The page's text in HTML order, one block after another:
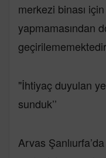
merkezi binası
yapmamasından
"İhtiyaç duyulan
sunduk’’
Arvas